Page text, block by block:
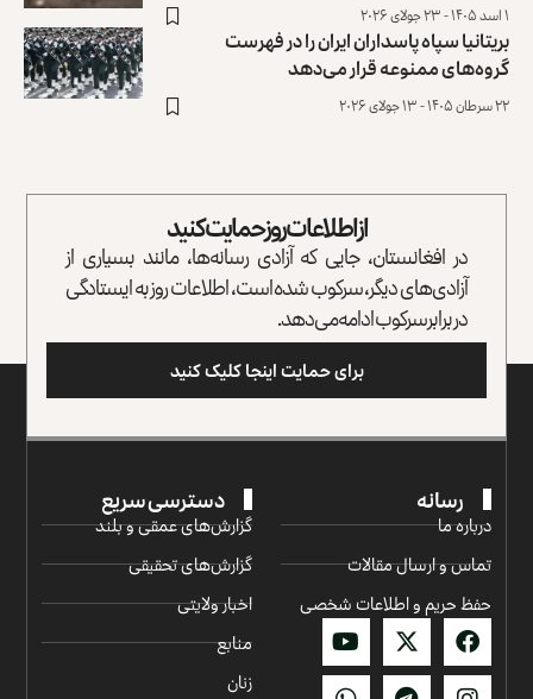
۱ اسد ۱۴۰۵ - ۲۳ جولای ۲۰۲۶
بریتانیا سپاه پاسداران‎ ‌‏ایران را در فهرست
گروه‌های ممنوعه ‏قرار می‌دهد
۲۲ سرطان ۱۴۰۵ - ۱۳ جولای ۲۰۲۶
از اطلاعات روز حمایت کنید
در افغانستان، جایی که آزادی رسانه‌ها، مانند بسیاری از
آزادی‌های دیگر، سرکوب شده است، اطلاعات روز به ایستادگی
در برابر سرکوب ادامه می‌دهد.
برای حمایت اینجا کلیک کنید
رسانه
درباره ما
تماس و ارسال مقالات
حفظ حریم و اطلاعات شخصی
دسترسی سریع
گزارش‌‌های عمقی و بلند
گزارش‌های تحقیقی
اخبار ولایتی
منابع
زنان